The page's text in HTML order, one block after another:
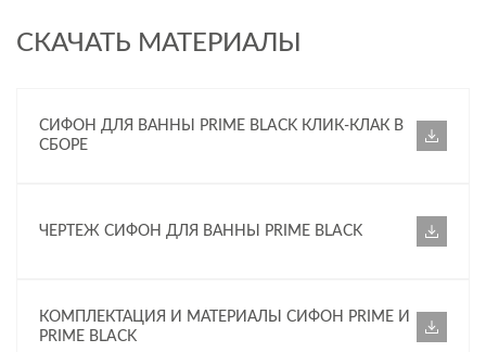
СКАЧАТЬ МАТЕРИАЛЫ
СИФОН ДЛЯ ВАННЫ PRIME BLACK КЛИК-КЛАК В
СБОРЕ
ЧЕРТЕЖ СИФОН ДЛЯ ВАННЫ PRIME BLACK
КОМПЛЕКТАЦИЯ И МАТЕРИАЛЫ СИФОН PRIME И
PRIME BLACK